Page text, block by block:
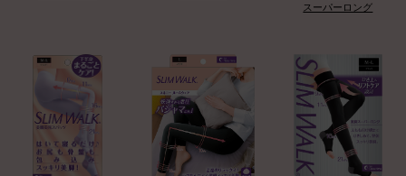
スーパーロング